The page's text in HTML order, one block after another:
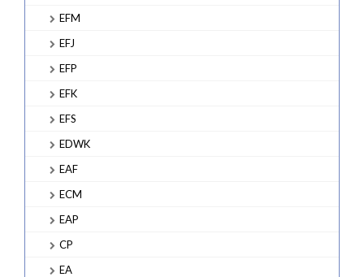
EFM
EFJ
EFP
EFK
EFS
EDWK
EAF
ECM
EAP
CP
EA